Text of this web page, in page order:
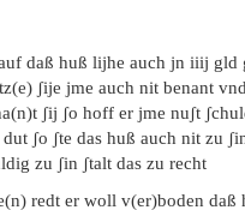
daß huß lijhe auch jn iiij gld
ʃije jme auch nit benant
ʃij ʃo hoff er jme nuʃt
ʃo ʃte das huß auch nit zu
zu ʃin ʃtalt das zu recht
redt er woll v(er)boden daß